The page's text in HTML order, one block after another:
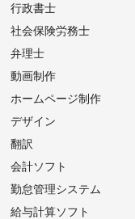
行政書士
社会保険労務士
弁理士
動画制作
ホームページ制作
デザイン
翻訳
会計ソフト
勤怠管理システム
給与計算ソフト